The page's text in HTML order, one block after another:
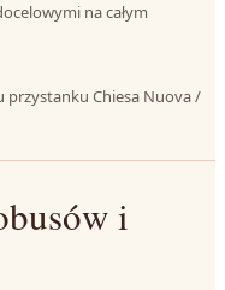
na całym
przystanku Chiesa Nuova /
i